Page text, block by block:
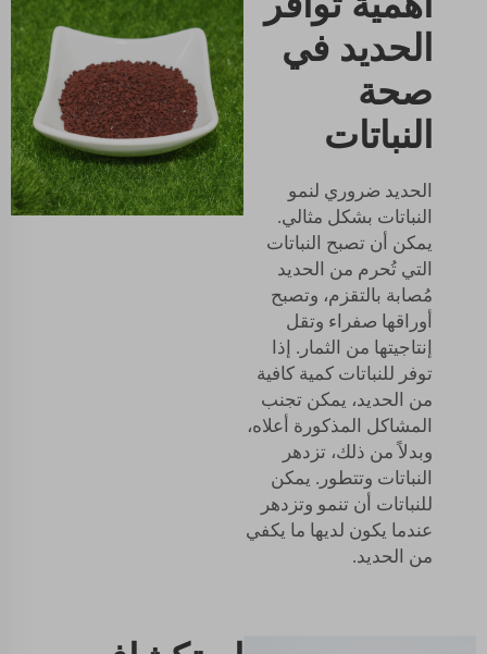
الحديد في
صحة
النباتات
الحديد ضروري لنمو
النباتات بشكل مثالي.
يمكن أن تصبح النباتات
التي تُحرم من الحديد
مُصابة بالتقزم، وتصبح
أوراقها صفراء وتقل
إنتاجيتها من الثمار. إذا
توفر للنباتات كمية كافية
من الحديد، يمكن تجنب
المشاكل المذكورة أعلاه،
وبدلاً من ذلك، تزدهر
النباتات وتتطور. يمكن
للنباتات أن تنمو وتزدهر
عندما يكون لديها ما يكفي
من الحديد.